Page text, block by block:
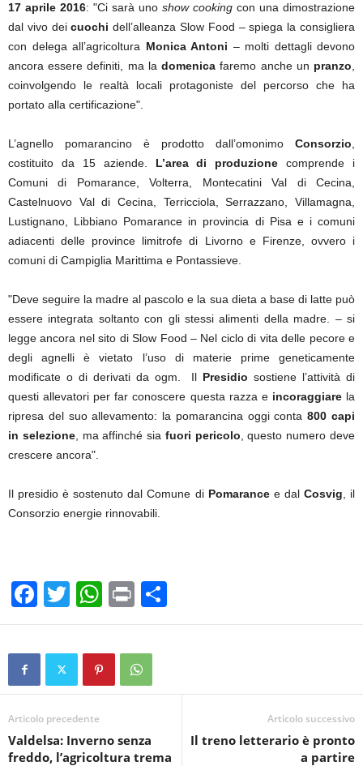
17 aprile 2016: "Ci sarà uno show cooking con una dimostrazione
dal vivo deicuochidell’alleanza Slow Food – spiega la consigliera
con delega all’agricoltura Monica Antoni – molti dettagli devono
ancora essere definiti, ma ladomenica faremo anche un pranzo
coinvolgendo le realtà locali protagoniste del percorso che ha
portato alla certificazione".
L’agnello pomarancino è prodotto dall’omonimo Consorzio
costituito da 15 aziende. L’area di produzionecomprende i
Comuni di Pomarance, Volterra, Montecatini Val di Cecina,
Castelnuovo Val di Cecina, Terricciola, Serrazzano, Villamagna,
Lustignano, Libbiano Pomarance in provincia di Pisa e i comuni
adiacenti delle province limitrofe di Livorno e Firenze, ovvero i
comuni di Campiglia Marittima e Pontassieve.
"Deve seguire la madre al pascolo e la sua dieta a base di latte può
essere integrata soltanto con gli stessi alimenti della madre. – si
legge ancora nel sito di Slow Food – Nel ciclo di vita delle pecore e
degli agnelli è vietato l’uso di materie prime geneticamente
modificate o di derivati da ogm. Il Presidiosostiene l’attività di
questi allevatori per far conoscere questa razza e incoraggiare la
ripresa del suo allevamento: la pomarancina oggi conta800 capi
in selezione, ma affinché sia fuori pericolo , questo numero deve
crescere ancora".
Il presidio è sostenuto dal Comune di Pomarance e dal Cosvig , il
Consorzio energie rinnovabili.
F
a
c
b
o
o
T
wi
tt
W
h
at
s
A
p
Pr
in
t
o
vi
Articolo precedente
Valdelsa: Inverno senza
freddo, l’agricoltura trema
Articolo successivo
Il treno letterario è pronto
a partire